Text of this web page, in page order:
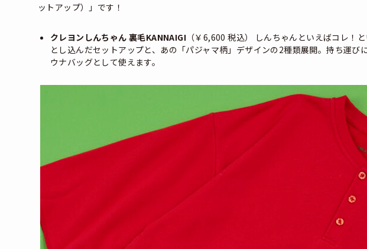
ットアップ）」です！
クレヨンしんちゃん 裏毛KANNAIGI （￥6,600 税込） しんちゃんといえばコレ
とし込んだセットアップと、あの「パジャマ柄」デザインの2種類展開。持ち運び
ウナバッグとして使えます。